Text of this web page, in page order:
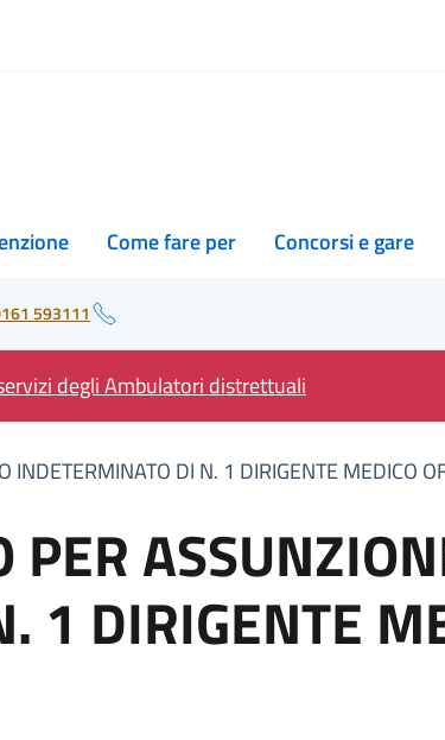
Come fare per Concorsi e gare
593111
degli Ambulatori distrettuali
INDETERMINATO DI N. 1 DIRIGENTE MEDICO
PER
1 DIRIGENTE